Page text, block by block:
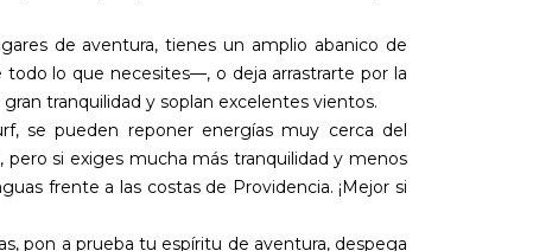
de aventura, tienes un amplio abanico de
lo que necesites—, o deja arrastrarte por la
tranquilidad y soplan excelentes vientos.
se pueden reponer energías muy cerca del
si exiges mucha más tranquilidad y menos
frente a las costas de Providencia. ¡Mejor si
pon a prueba tu espíritu de aventura, despega